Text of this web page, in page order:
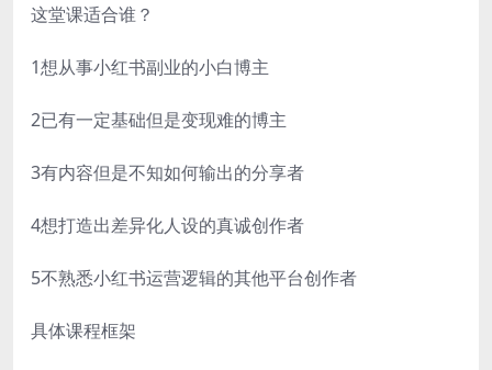
这堂课适合谁？
1想从事小红书副业的小白博主
2已有一定基础但是变现难的博主
3有内容但是不知如何输出的分享者
4想打造出差异化人设的真诚创作者
5不熟悉小红书运营逻辑的其他平台创作者
具体课程框架